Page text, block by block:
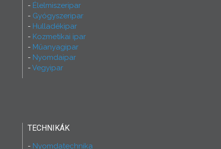
Élelmiszeripar
Gyógyszeripar
Hulladékipar
Kozmetikai ipar
Műanyagipar
Nyomdaipar
Vegyipar
TECHNIKÁK
Nyomdatechnika